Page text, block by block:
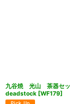
九谷焼 光山 茶器セ
deadstock [WF179]